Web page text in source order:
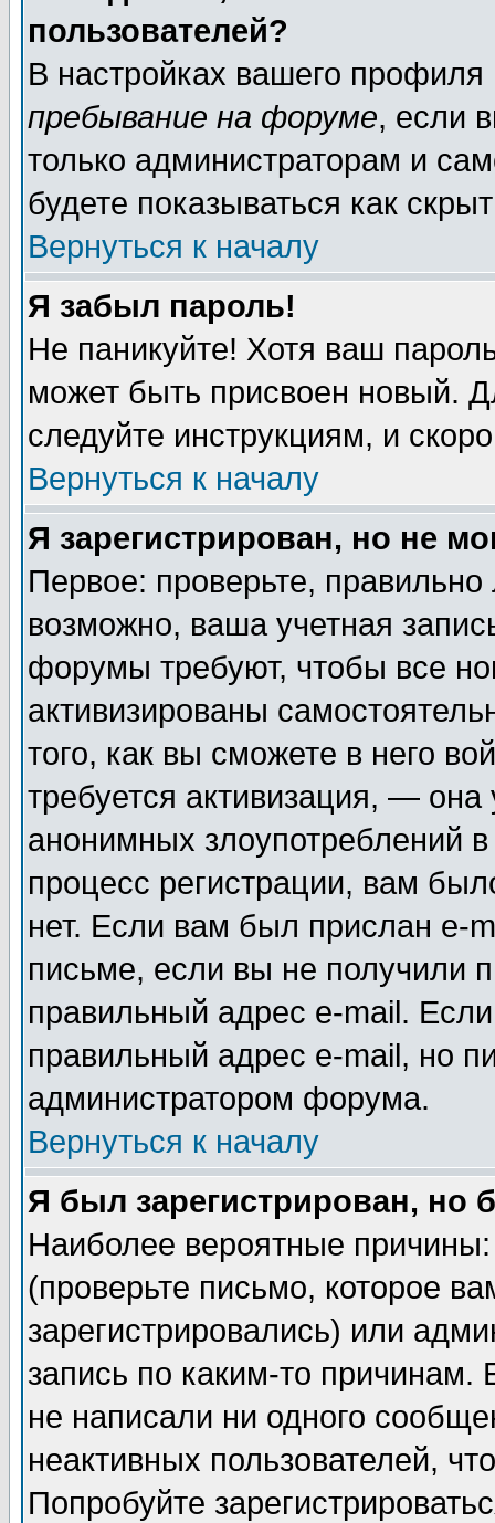
пользователей?
В настройках вашего
пребывание на форуме, если
только администраторам и
будете показываться как
Вернуться к началу
Я забыл пароль!
Не паникуйте! Хотя ваш
может быть присвоен новый.
следуйте инструкциям, и
Вернуться к началу
Я зарегистрирован, но не
Первое: проверьте,
возможно, ваша учетная
форумы требуют, чтобы все
активизированы
того, как вы сможете в него
требуется активизация, —
анонимных злоупотреблений
процесс регистрации, вам
нет. Если вам был прислан e-
письме, если вы не получили
правильный адрес e-mail.
правильный адрес e-mail, но
администратором форума.
Вернуться к началу
Я был зарегистрирован, но
Наиболее вероятные
(проверьте письмо, которое
зарегистрировались) или
запись по каким-то
не написали ни одного
неактивных пользователей,
Попробуйте